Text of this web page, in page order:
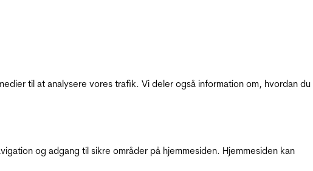
til at analysere vores trafik. Vi deler også information om, hvordan du
og adgang til sikre områder på hjemmesiden. Hjemmesiden kan